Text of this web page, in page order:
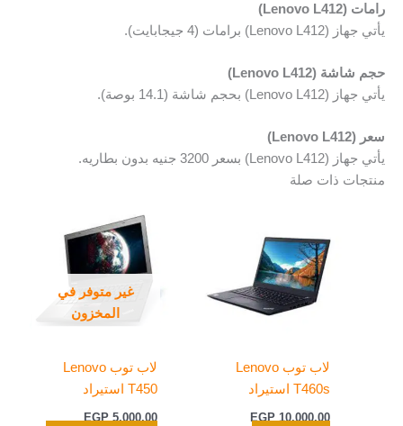
رامات (Lenovo L412)
يأتي جهاز (Lenovo L412) برامات (4 جيجابايت).
حجم شاشة (Lenovo L412)
يأتي جهاز (Lenovo L412) بحجم شاشة (14.1 بوصة).
سعر (Lenovo L412)
يأتي جهاز (Lenovo L412) بسعر 3200 جنيه بدون بطاريه.
منتجات ذات صلة
لاب توب Lenovo
T460s استيراد
EGP10.000,00
غير متوفر في
المخزون
لاب توب Lenovo
T450 استيراد
EGP5.000,00